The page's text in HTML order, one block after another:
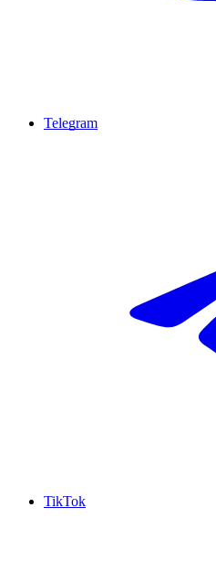
Telegram
TikTok